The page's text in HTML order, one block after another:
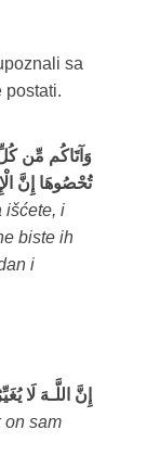
sa
postati.
وَآتَاكُم مِّن
تُحْصُوهَا إِنَّ
išćete, i
biste ih
i
إِنَّ اللَّـهَ لَا
on sam